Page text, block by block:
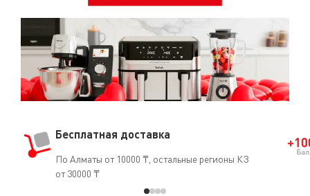
Бесплатная доставка
По Алматы от 10000 ₸, остальные регионы КЗ
от 30000 ₸